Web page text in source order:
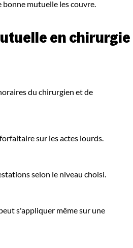
bonne mutuelle les couvre.
en chirurgie
du chirurgien et de
sur les actes lourds.
selon le niveau choisi.
s'appliquer même sur une